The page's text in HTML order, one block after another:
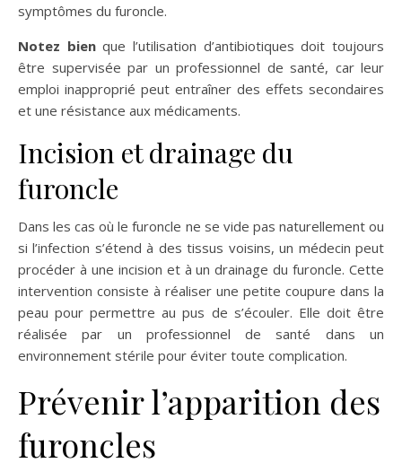
symptômes du furoncle.
Notez bienque l’utilisation d’antibiotiques doit toujours
être supervisée par un professionnel de santé, car leur
emploi inapproprié peut entraîner des effets secondaires
et une résistance aux médicaments.
Incision et drainage du
furoncle
Dans les cas où le furoncle ne se vide pas naturellement ou
si l’infection s’étend à des tissus voisins, un médecin peut
procéder à une incision et à un drainage du furoncle. Cette
intervention consiste à réaliser une petite coupure dans la
peau pour permettre au pus de s’écouler. Elle doit être
réalisée par un professionnel de santé dans un
environnement stérile pour éviter toute complication.
Prévenir l’apparition des
furoncles